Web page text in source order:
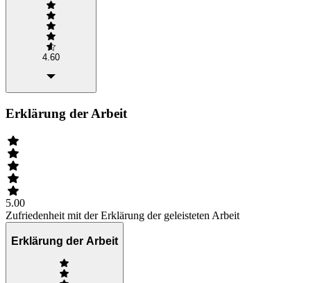
4.60
Erklärung der Arbeit
5.00
Zufriedenheit mit der Erklärung der geleisteten Arbeit
Erklärung der Arbeit